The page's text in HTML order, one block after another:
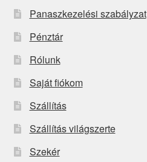
Panaszkezelési szabályzat
Pénztár
Rólunk
Saját fiókom
Szállítás
Szállítás világszerte
Szekér